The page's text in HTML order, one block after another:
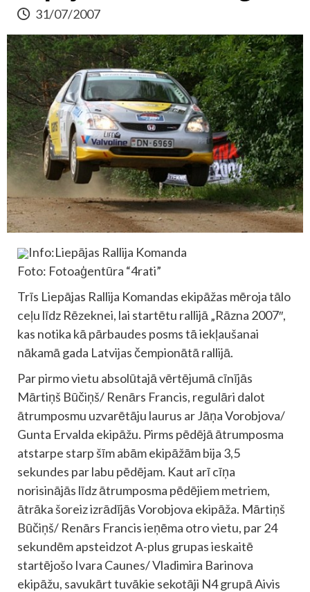
31/07/2007
Info:Liepājas Rallija Komanda
Foto: Fotoaģentūra “4rati”
Trīs Liepājas Rallija Komandas ekipāžas mēroja tālo
ceļu līdz Rēzeknei, lai startētu rallijā „Rāzna 2007″,
kas notika kā pārbaudes posms tā iekļaušanai
nākamā gada Latvijas čempionātā rallijā.
Par pirmo vietu absolūtajā vērtējumā cīnījās
Mārtiņš Būčiņš/ Renārs Francis, regulāri dalot
ātrumposmu uzvarētāju laurus ar Jāņa Vorobjova/
Gunta Ervalda ekipāžu. Pirms pēdējā ātrumposma
atstarpe starp šīm abām ekipāžām bija 3,5
sekundes par labu pēdējam. Kaut arī cīņa
norisinājās līdz ātrumposma pēdējiem metriem,
ātrāka šoreiz izrādījās Vorobjova ekipāža. Mārtiņš
Būčiņš/ Renārs Francis ieņēma otro vietu, par 24
sekundēm apsteidzot A-plus grupas ieskaitē
startējošo Ivara Caunes/ Vladimira Barinova
ekipāžu, savukārt tuvākie sekotāji N4 grupā Aivis